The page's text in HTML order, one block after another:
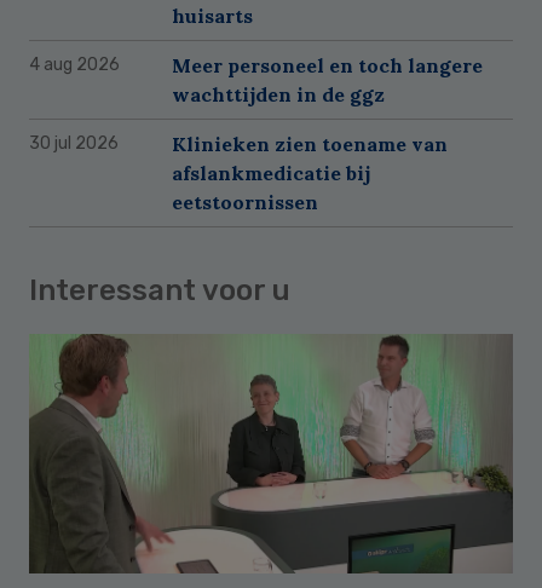
huisarts
4 aug 2026
Meer personeel en toch langere
wachttijden in de ggz
30 jul 2026
Klinieken zien toename van
afslankmedicatie bij
eetstoornissen
Interessant voor u